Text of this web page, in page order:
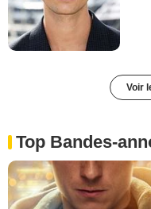
Voir
Top Bandes-